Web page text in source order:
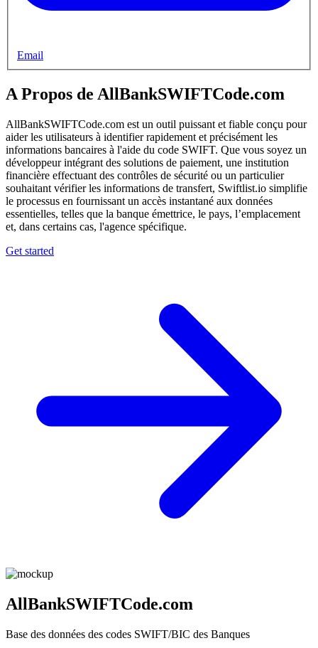
Email
A Propos de AllBankSWIFTCode.com
AllBankSWIFTCode.com est un outil puissant et fiable conçu pour
aider les utilisateurs à identifier rapidement et précisément les
informations bancaires à l'aide du code SWIFT. Que vous soyez un
développeur intégrant des solutions de paiement, une institution
financière effectuant des contrôles de sécurité ou un particulier
souhaitant vérifier les informations de transfert, Swiftlist.io simplifie
le processus en fournissant un accès instantané aux données
essentielles, telles que la banque émettrice, le pays, l’emplacement
et, dans certains cas, l'agence spécifique.
Get started
AllBankSWIFTCode.com
Base des données des codes SWIFT/BIC des Banques